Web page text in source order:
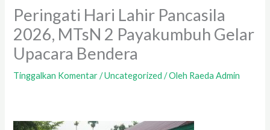
Peringati Hari Lahir Pancasila
2026, MTsN 2 Payakumbuh Gelar
Upacara Bendera
Tinggalkan Komentar /Uncategorized / Oleh Raeda Admin